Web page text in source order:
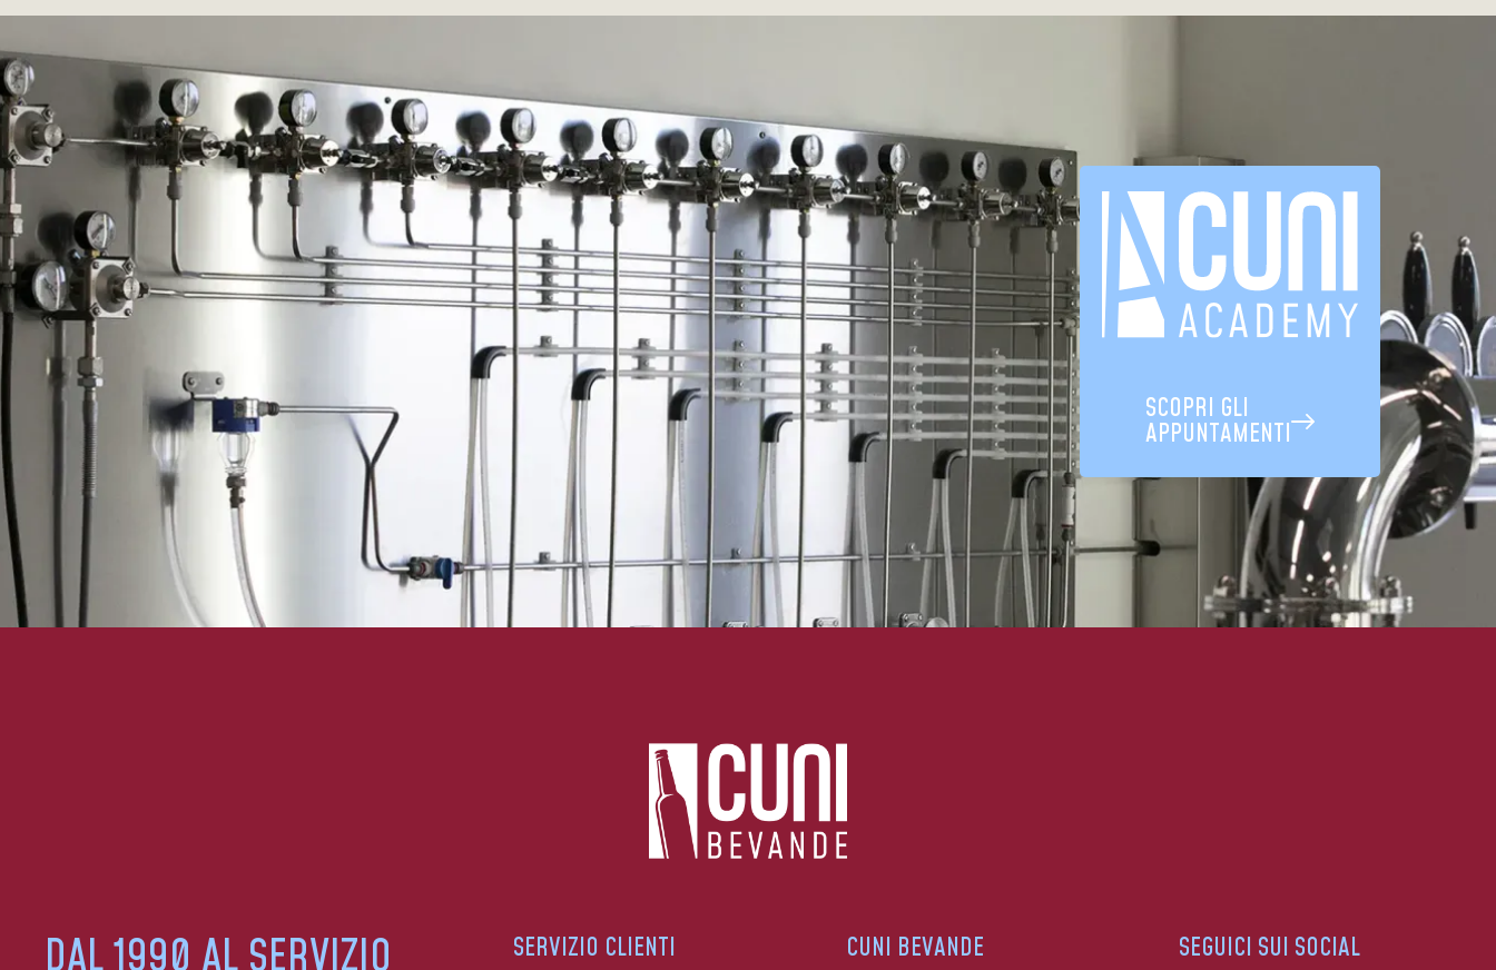
SCOPRI GLI
APPUNTAMENTI
DAL 1990 AL SERVIZIO SERVIZIO CLIENTI CUNI BEVANDE SEGUICI SUI SOCIAL